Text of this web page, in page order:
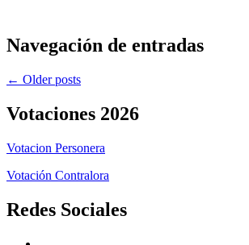
Navegación de entradas
← Older posts
Votaciones 2026
Votacion Personera
Votación Contralora
Redes Sociales